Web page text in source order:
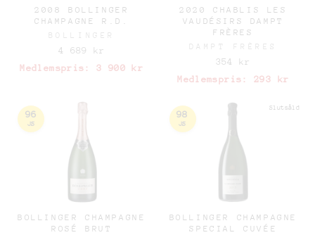
2008 BOLLINGER
CHAMPAGNE R.D.
BOLLINGER
4 689 kr
Medlemspris:
3 900 kr
2020 CHABLIS LES
VAUDÉSIRS DAMPT
FRÈRES
DAMPT FRÈRES
354 kr
Medlemspris:
293 kr
96
JS
BOLLINGER CHAMPAGNE
ROSÉ BRUT
Slutsåld
98
JS
BOLLINGER CHAMPAGNE
SPECIAL CUVÉE